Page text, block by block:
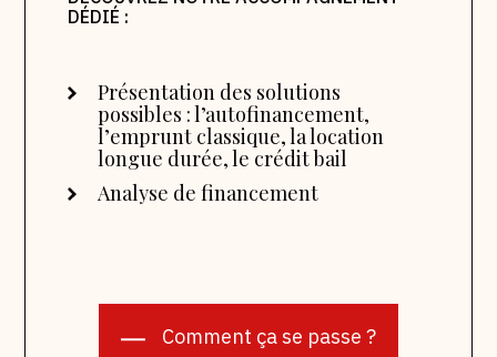
DÉDIÉ :
Présentation des solutions
possibles : l’autofinancement,
l’emprunt classique, la location
longue durée, le crédit bail
Analyse de financement
Comment ça se passe ?